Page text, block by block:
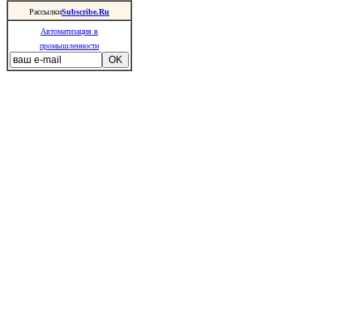
РассылкиSubscribe.Ru
Автоматизация в
промышленности